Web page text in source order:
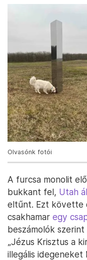
Olvasónk fotói
A furcsa monolit
bukkant fel, Utah
eltűnt. Ezt követte
csakhamar egy
beszámolók
„Jézus Krisztus a
illegális idegeneket